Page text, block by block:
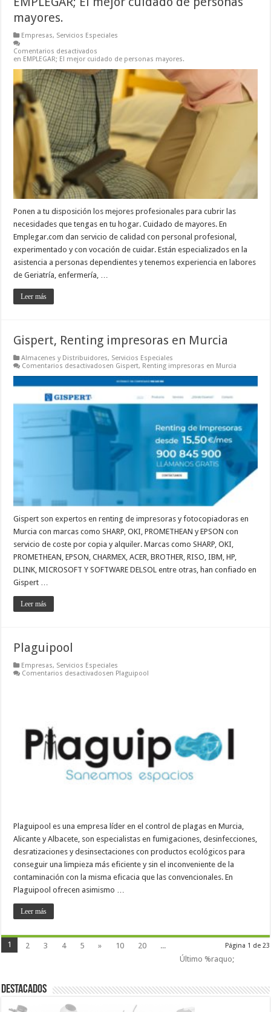
mayores.
Empresas, Servicios Especiales
Comentarios desactivados
en EMPLEGAR; El mejor cuidado de personas mayores.
Ponen a tu disposición los mejores profesionales para cubrir las
necesidades que tengas en tu hogar. Cuidado de mayores. En
Emplegar.com dan servicio de calidad con personal profesional,
experimentado y con vocación de cuidar. Están especializados en la
asistencia a personas dependientes y tenemos experiencia en labores
de Geriatría, enfermería, …
Leer más
Gispert, Renting impresoras en Murcia
Almacenes y Distribuidores, Servicios Especiales
Comentarios desactivadosen Gispert, Renting impresoras en Murcia
Gispert son expertos en renting de impresoras y fotocopiadoras en
Murcia con marcas como SHARP, OKI, PROMETHEAN y EPSON con
servicio de coste por copia y alquiler. Marcas como SHARP, OKI,
PROMETHEAN, EPSON, CHARMEX, ACER, BROTHER, RISO, IBM, HP,
DLINK, MICROSOFT Y SOFTWARE DELSOL entre otras, han confiado en
Gispert …
Leer más
Plaguipool
Empresas, Servicios Especiales
Comentarios desactivadosen Plaguipool
Plaguipool es una empresa líder en el control de plagas en Murcia,
Alicante y Albacete, son especialistas en fumigaciones, desinfecciones,
desratizaciones y desinsectaciones con productos ecológicos para
conseguir una limpieza más eficiente y sin el inconveniente de la
contaminación con la misma eficacia que las convencionales. En
Plaguipool ofrecen asimismo …
Leer más
Página 1 de 23
1 2 3 4 5 » 10 20
...
Último %raquo;
Destacados